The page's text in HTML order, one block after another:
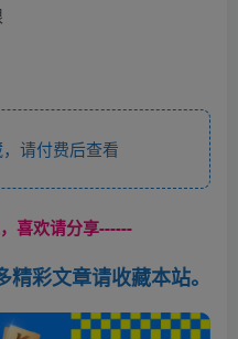
请付费后查看
喜欢请分享------
彩文章请收藏本站。